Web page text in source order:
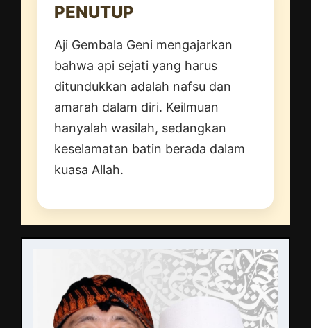
PENUTUP
Aji Gembala Geni mengajarkan
bahwa api sejati yang harus
ditundukkan adalah nafsu dan
amarah dalam diri. Keilmuan
hanyalah wasilah, sedangkan
keselamatan batin berada dalam
kuasa Allah.